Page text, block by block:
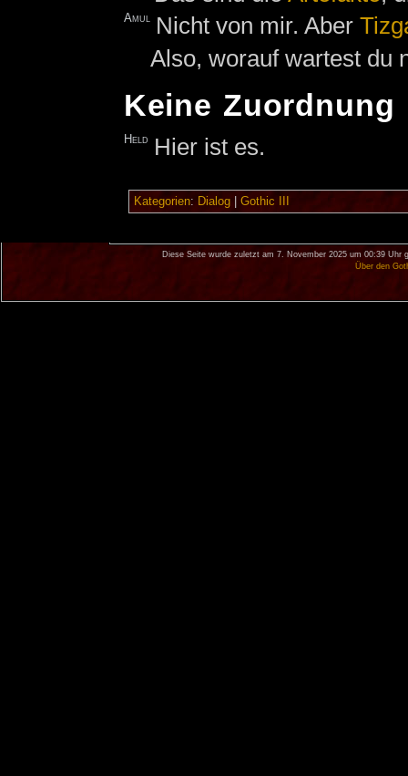
Amul Nicht von mir. Aber
Also, worauf wartest du
Keine Zuordnung
Held Hier ist es.
Kategorien: Dialog| Gothic III
Diese Seite wurde zuletzt am 7. November 2025 um 00:39 Uhr
Über den